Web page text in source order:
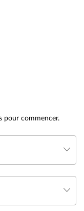
pour commencer.